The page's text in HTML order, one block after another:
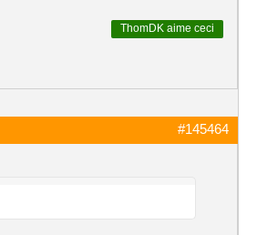
ThomDK aime ceci
#145464